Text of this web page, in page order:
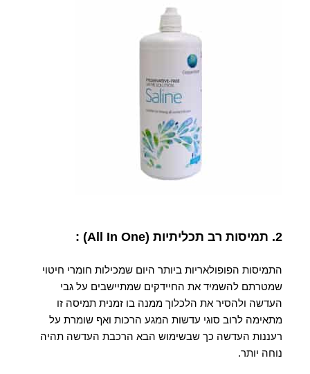
2. תמיסות רב תכליתיות (All In One) :
התמיסות הפופולאריות ביותר היום שמכילות חומרי חיטוי
שמטרתם להשמיד את החיידקים שמתיישבים על גבי
העדשה ולהסיר את הלכלוך ממנה בו זמנית תמיסה זו
מתאימה לרוב סוגי עדשות המגע הרכות ואף שומרת על
רעננות העדשה כך שבשימוש הבא הרכבת העדשה תהיה
נוחה יותר.